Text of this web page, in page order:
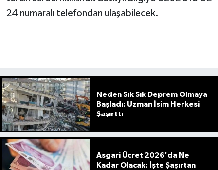
24 numaralı telefondan ulaşabilecek.
Neden Sık Sık Deprem Olmaya
Başladı: Uzman İsim Herkesi
Şaşırttı
Asgari Ücret 2026'da Ne
Kadar Olacak: İşte Şaşırtan